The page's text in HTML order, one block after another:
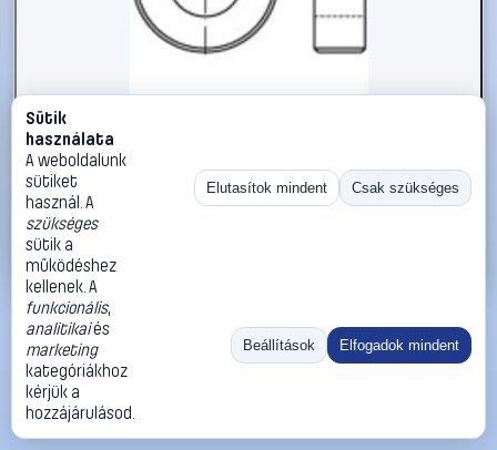
#112383
Állítógyűrűk M4 DIN 705 Acél 25 db TOOLCRAFT 112383
TOOLCRAFT Biztosítógyűrűk
10 990 Ft
Kosárba
«
Méret:
Rendezés:
©2026
ThermoScope
Cégbemutató
Sütik
használata
A weboldalunk
sütiket
használ. A
szükséges
sütik a
működéshez
kellenek. A
funkcionális,
analitikaiés
marketing
kategóriákhoz
kérjük a
hozzájárulásod.
Elutasítok mindent Csak szükséges
Beállítások Elfogadok mindent